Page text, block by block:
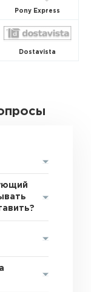
Pony Express
Dostavista